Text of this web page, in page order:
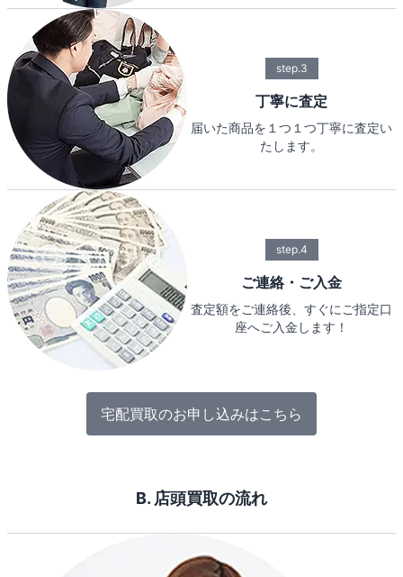
step.3
丁寧に査定
届いた商品を１つ１つ丁寧に査定い
たします。
step.4
ご連絡・ご入金
査定額をご連絡後、すぐにご指定口
座へご入金します！
宅配買取のお申し込みはこちら
B. 店頭買取の流れ